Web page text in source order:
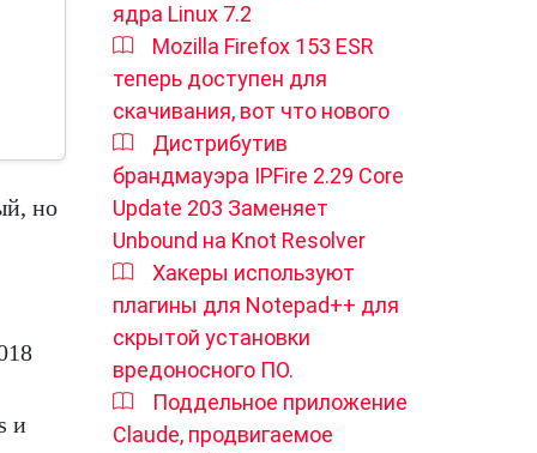
но
и
ядра Linux 7.2
Mozilla Firefox 153 ESR
теперь доступен для
скачивания, вот что нового
Дистрибутив
брандмауэра IPFire 2.29 Core
Update 203 Заменяет
Unbound на Knot Resolver
Хакеры используют
плагины для Notepad++ для
скрытой установки
вредоносного ПО.
Поддельное приложение
Claude, продвигаемое